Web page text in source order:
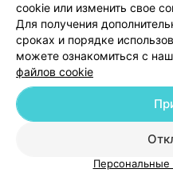
cookie или изменить свое
Для получения
сроках и порядке
можете ознакомиться с
файлов cookie
Персональные